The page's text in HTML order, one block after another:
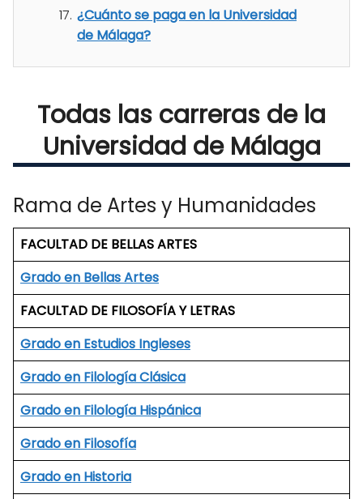
¿Cuánto se paga en la Universidad
de Málaga?
Todas las carreras de la
Universidad de Málaga
Rama de Artes y Humanidades
FACULTAD DE BELLAS ARTES
Grado en Bellas Artes
FACULTAD DE FILOSOFÍA Y LETRAS
Grado en Estudios Ingleses
Grado en Filología Clásica
Grado en Filología Hispánica
Grado en Filosofía
Grado en Historia